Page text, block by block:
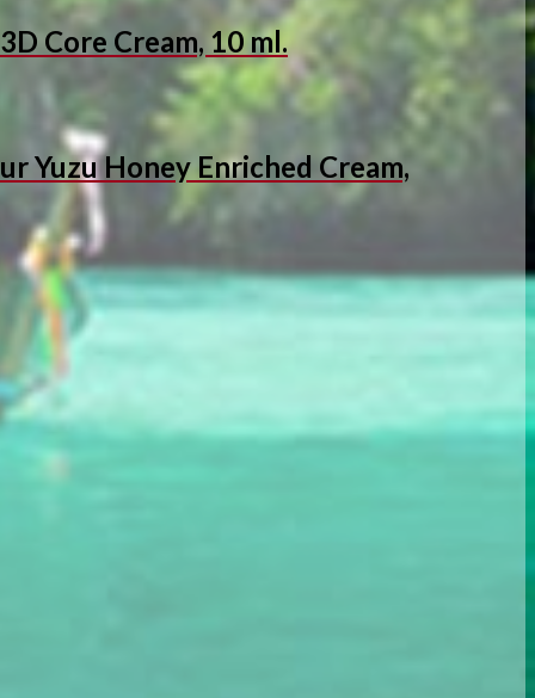
Core Cream, 10 ml.
Honey Enriched Cream,